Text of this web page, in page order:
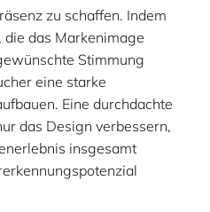
zu schaffen. Indem
das Markenimage
Stimmung
eine starke
Eine durchdachte
das Design verbessern,
insgesamt